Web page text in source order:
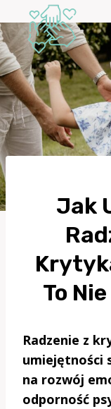
Przejdź
do
treści
Jak
To
Radzenie z
umiejętności
na rozwój
odporność